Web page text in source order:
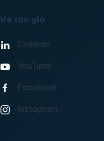
Về tác giả
Linkedin
YouTube
Facebook
Instagram